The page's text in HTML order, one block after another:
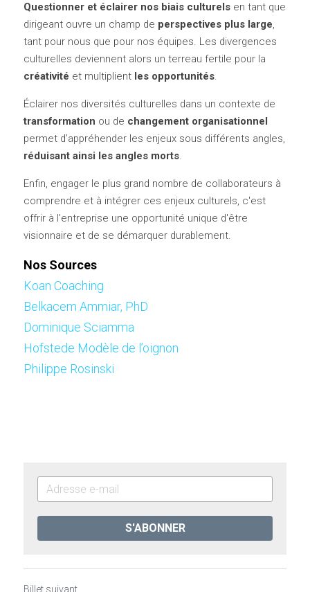
Questionner et éclairer nos biais culturels en tant que
dirigeant ouvre un champ de perspectives plus large,
tant pour nous que pour nos équipes. Les divergences
créativité et multiplient les opportunités.
Éclairer nos diversités culturelles
transformation ou de
réduisant ainsi les angles morts.
Enfin, engager le plus grand nombre de collaborateurs à
comprendre et à intégrer ces enjeux culturels, c'est
offrir à l'entreprise une opportunité unique d'être
visionnaire et de se démarquer durablement.
Nos Sources
Koan Coaching
Belkacem Ammiar, PhD
Dominique Sciamma
Hofstede Modèle de l’oignon
Phi lippe Rosinski
S'ABONNER
Billet suivant